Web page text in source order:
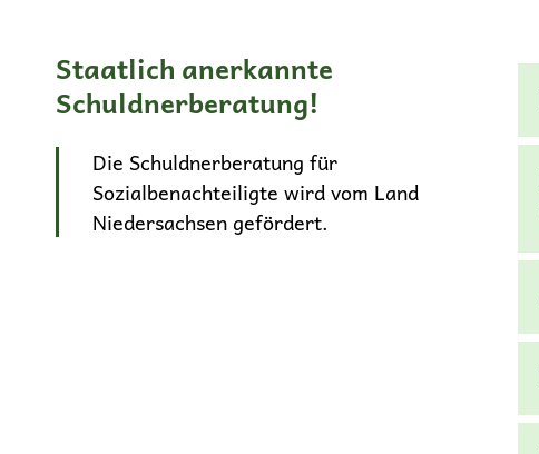
Staatlich anerkannte
Schuldnerberatung!
Die Schuldnerberatung für
Sozialbenachteiligte wird vom Land
Niedersachsen gefördert.